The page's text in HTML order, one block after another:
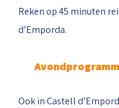
Reken op 45 minuten
d’Emporda.
Ook in Castell